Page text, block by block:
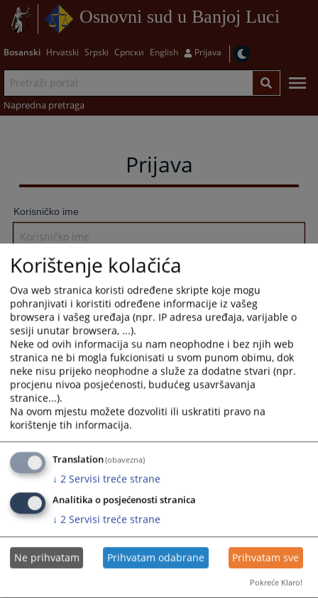
Osnovni sud u Banjoj Luci
Bosanski Hrvatski Srpski Српски English Prijava
Napredna pretraga
Prijava
Korisničko ime
Lozinka
Zapamti me
Prijava
Zaboravili ste lozinku?
Želite postati član?
Korištenje kolačića
Ova web stranica koristi određene skripte koje mogu
pohranjivati i koristiti određene informacije iz vašeg
browsera i vašeg uređaja (npr. IP adresa uređaja, varijable o
sesiji unutar browsera, ...).
Neke od ovih informacija su nam neophodne i bez njih web
stranica ne bi mogla fukcionisati u svom punom obimu, dok
neke nisu prijeko neophodne a služe za dodatne stvari (npr.
procjenu nivoa posjećenosti, budućeg usavršavanja
stranice...).
Na ovom mjestu možete dozvoliti ili uskratiti pravo na
korištenje tih informacija.
Translation(obavezna)
↓ 2 Servisi treće strane
Analitika o posjećenosti stranica
↓ 2 Servisi treće strane
Ne prihvatam Prihvatam odabrane Prihvatam sve
Pokreće Klaro!